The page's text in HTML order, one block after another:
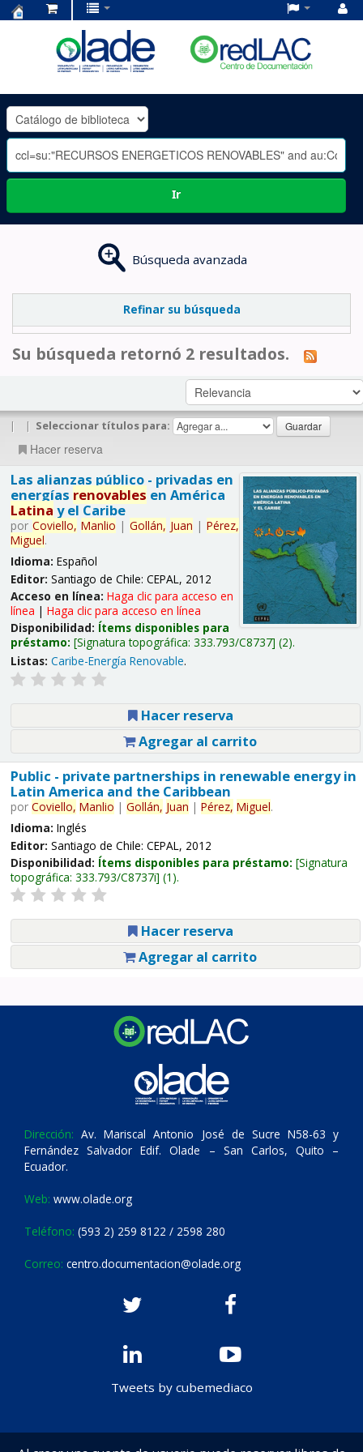
OLADE
-
Ir
Búsqueda avanzada
Refinar su búsqueda
Su búsqueda retornó 2 resultados.
| | Seleccionar títulos para:
Hacer reserva
Las alianzas público - privadas en
energías renovables en América
Latina y el Caribe
por Coviello, Manlio | Gollán, Juan | Pérez,
Miguel.
Idioma: Español
Editor: Santiago de Chile: CEPAL, 2012
Acceso en línea: Haga clic para acceso en
línea | Haga clic para acceso en línea
Disponibilidad: Ítems disponibles para
préstamo: Signatura topográfica: 333.793/C8737 (2).
Listas: Caribe-Energía Renovable.
Hacer reserva
Agregar al carrito
Public - private partnerships in renewable energy in
Latin America and the Caribbean
por Coviello, Manlio | Gollán, Juan | Pérez, Miguel.
Idioma: Inglés
Editor: Santiago de Chile: CEPAL, 2012
Disponibilidad: Ítems disponibles para préstamo: Signatura
topográfica: 333.793/C8737i (1).
Hacer reserva
Agregar al carrito
Dirección: Av. Mariscal Antonio José de Sucre N58-63 y
Fernández Salvador Edif. Olade – San Carlos, Quito –
Ecuador.
Web: www.olade.org
Teléfono: (593 2) 259 8122 / 2598 280
Correo: centro.documentacion@olade.org
Tweets by cubemediaco